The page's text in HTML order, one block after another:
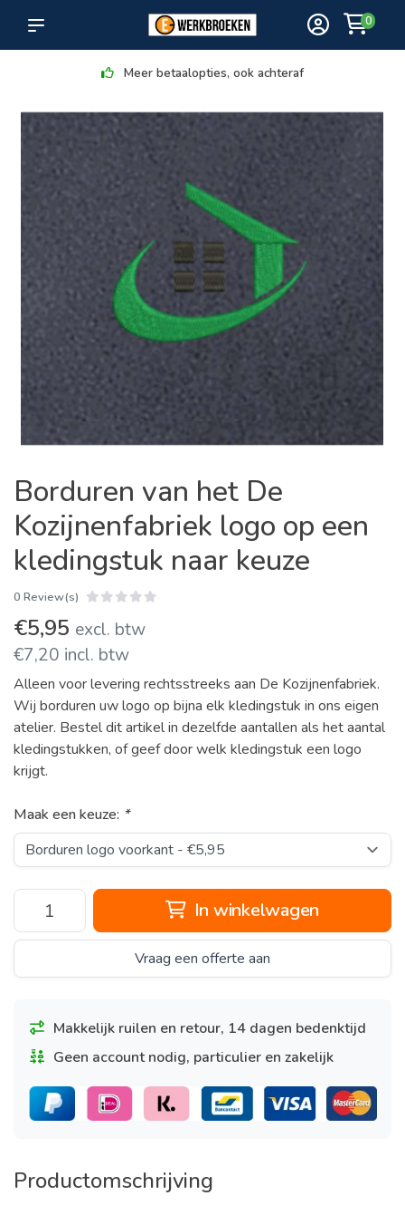
0
Meer betaalopties, ook achteraf
Borduren van het De
Kozijnenfabriek logo op een
kledingstuk naar keuze
0 Review(s)
€5,95 excl. btw
€7,20 incl. btw
Alleen voor levering rechtsstreeks aan De Kozijnenfabriek.
Wij borduren uw logo op bijna elk kledingstuk in ons eigen
atelier. Bestel dit artikel in dezelfde aantallen als het aantal
kledingstukken, of geef door welk kledingstuk een logo
krijgt.
Maak een keuze: *
In winkelwagen
Vraag een offerte aan
Makkelijk ruilen en retour, 14 dagen bedenktijd
Geen account nodig, particulier en zakelijk
Productomschrijving